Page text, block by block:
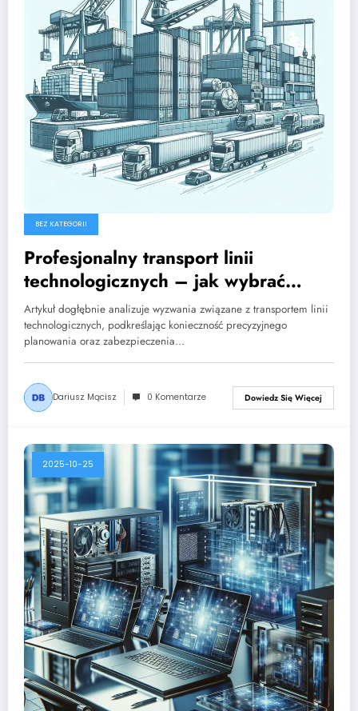
BEZ KATEGORII
Profesjonalny transport linii
technologicznych – jak wybrać
idealnego partnera
Artykuł dogłębnie analizuje wyzwania związane z transportem linii
technologicznych, podkreślając konieczność precyzyjnego
planowania oraz zabezpieczenia…
Dariusz Mącisz 0 Komentarze Dowiedz Się Więcej
2025-10-25